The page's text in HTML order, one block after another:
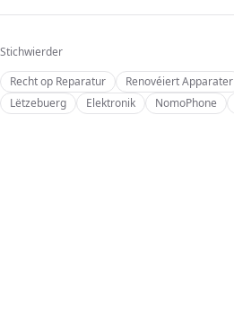
Stichwierder
Recht op Reparatur
Renovéiert Apparater
Lëtzebuerg
Elektronik NomoPhone